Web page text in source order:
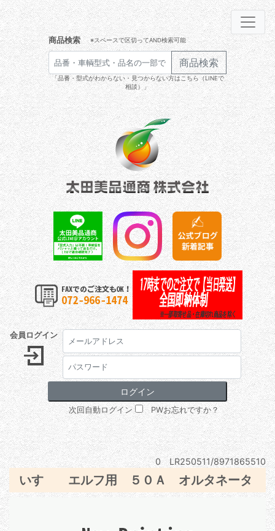
商品検索 ※スペースで区切ってAND検索可能
商品検索
「品番・型式がわからない・見つからない方はこちら（LINEで
相談）」
会員ログイン
次回自動ログイン PWお忘れですか？
0 LR250511/8971865510
いすゞ エルフ用 ５０Ａ オルタネータ